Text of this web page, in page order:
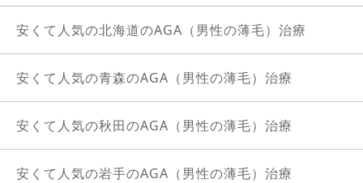
安くて人気の北海道のAGA（男性の薄毛）治療
安くて人気の青森のAGA（男性の薄毛）治療
安くて人気の秋田のAGA（男性の薄毛）治療
安くて人気の岩手のAGA（男性の薄毛）治療